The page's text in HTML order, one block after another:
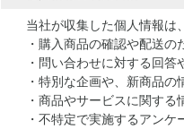
当社が収集した個人情報は
・購入商品の確認や配送の
・問い合わせに対する回
・特別な企画や、新商品
・商品やサービスに関す
・不特定で実施するアン